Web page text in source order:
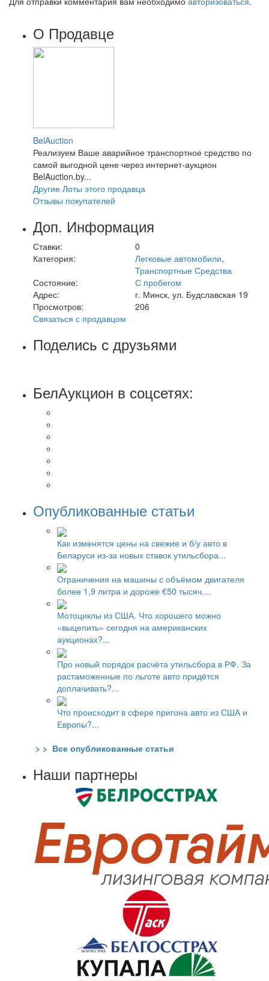
О Продавце
BelAuction
Реализуем Ваше аварийное транспортное средство по
самой выгодной цене через интернет-аукцион
BelAuction.by...
Другие Лоты этого продавца
Отзывы покупателей
Доп. Информация
Ставки:
0
Категория:
Легковые автомобили,
Транспортные Средства
Состояние:
С пробегом
Адрес:
г. Минск, ул. Будславская 19
Просмотров:
206
Связаться с продавцом
Поделись с друзьями
БелАукцион в соцсетях:
Опубликованные статьи
Как изменятся цены на свежие и б/у авто в
Беларуси из-за новых ставок утильсбора...
Ограничения на машины с объёмом двигателя
более 1,9 литра и дороже €50 тысяч....
Мотоциклы из США. Что хорошего можно
«выцепить» сегодня на американских
аукционах?...
Про новый порядок расчёта утильсбора в РФ. За
растаможенные по льготе авто придётся
доплачивать?...
Что происходит в сфере пригона авто из США и
Европы?...
> > Все опубликованные статьи
Наши партнеры